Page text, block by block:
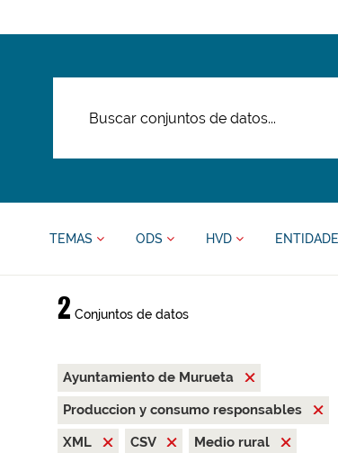
TEMAS ODS HVD
2 Conjuntos de datos
Ayuntamiento de Murueta
Produccion y consumo responsables
XML
CSV
Medio rural